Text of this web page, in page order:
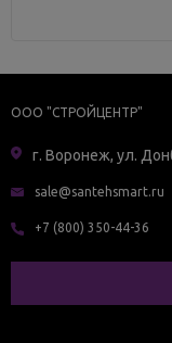
ООО "СТРОЙЦЕНТР"
г. Воронеж, ул.
sale@santehsmart.ru
+7 (800) 350-44-36